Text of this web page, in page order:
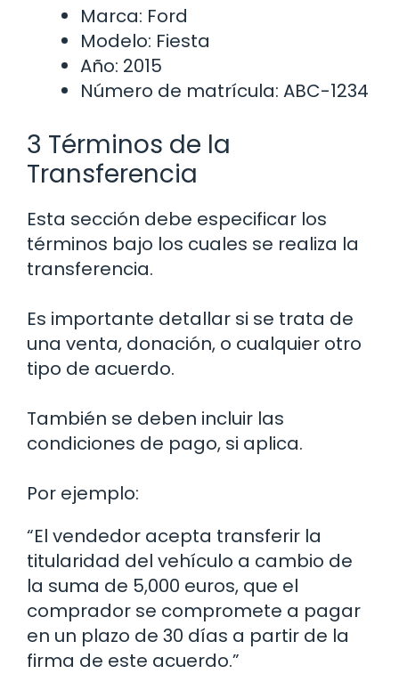
Marca: Ford
Modelo: Fiesta
Año: 2015
Número de matrícula: ABC-1234
3 Términos de la
Transferencia
Esta sección debe especificar los
términos bajo los cuales se realiza la
transferencia.
Es importante detallar si se trata de
una venta, donación, o cualquier otro
tipo de acuerdo.
También se deben incluir las
condiciones de pago, si aplica.
Por ejemplo:
“El vendedor acepta transferir la
titularidad del vehículo a cambio de
la suma de 5,000 euros, que el
comprador se compromete a pagar
en un plazo de 30 días a partir de la
firma de este acuerdo.”